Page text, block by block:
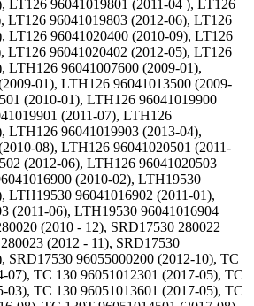
LT126 96041019801 (2011-04 ), LT126
LT126 96041019803 (2012-06), LT126
LT126 96041020400 (2010-09), LT126
LT126 96041020402 (2012-05), LT126
LTH126 96041007600 (2009-01),
01), LTH126 96041013500 (2009-
(2010-01), LTH126 96041019900
(2011-07), LTH126
LTH126 96041019903 (2013-04),
08), LTH126 96041020501 (2011-
(2012-06), LTH126 96041020503
(2010-02), LTH19530
LTH19530 96041016902 (2011-01),
(2011-06), LTH19530 96041016904
(2010 - 12), SRD17530 280022
(2012 - 11), SRD17530
SRD17530 96055000200 (2012-10), TC
07), TC 130 96051012301 (2017-05), TC
03), TC 130 96051013601 (2017-05), TC